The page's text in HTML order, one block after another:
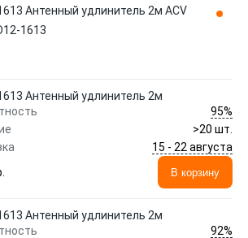
Антенный удлинитель 2м ACV
1613
Антенный удлинитель 2м
95%
>20 шт.
15 - 22 августа
В корзину
Антенный удлинитель 2м
92%